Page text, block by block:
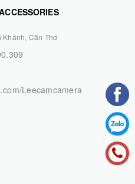
Khánh, Cần Thơ
Leecamcamera